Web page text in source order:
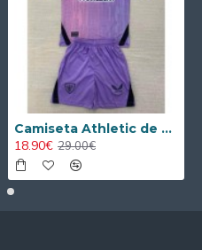
Camiseta Athletic de Bilbao 2024/2025 Alternativo Niño Kit
18.90€ 29.00€